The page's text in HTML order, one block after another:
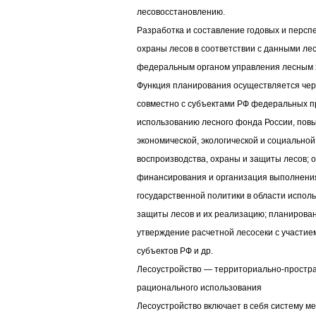
лесовосстановлению.
Разработка и составление годовых и
охраны лесов в соответствии с данными
федеральным органом управления лесным
Функция планирования осуществляется
совместно с субъектами РФ федеральных
использованию лесного фонда России,
экономической, экологической и
воспроизводства, охраны и защиты лесов;
финансирования и организация
государственной политики в области
защиты лесов и их реализацию;
утверждение расчетной лесосеки с
субъектов РФ и др.
Лесоустройство — территориально-
рационального использования
Лесоустройство включает в себя систему